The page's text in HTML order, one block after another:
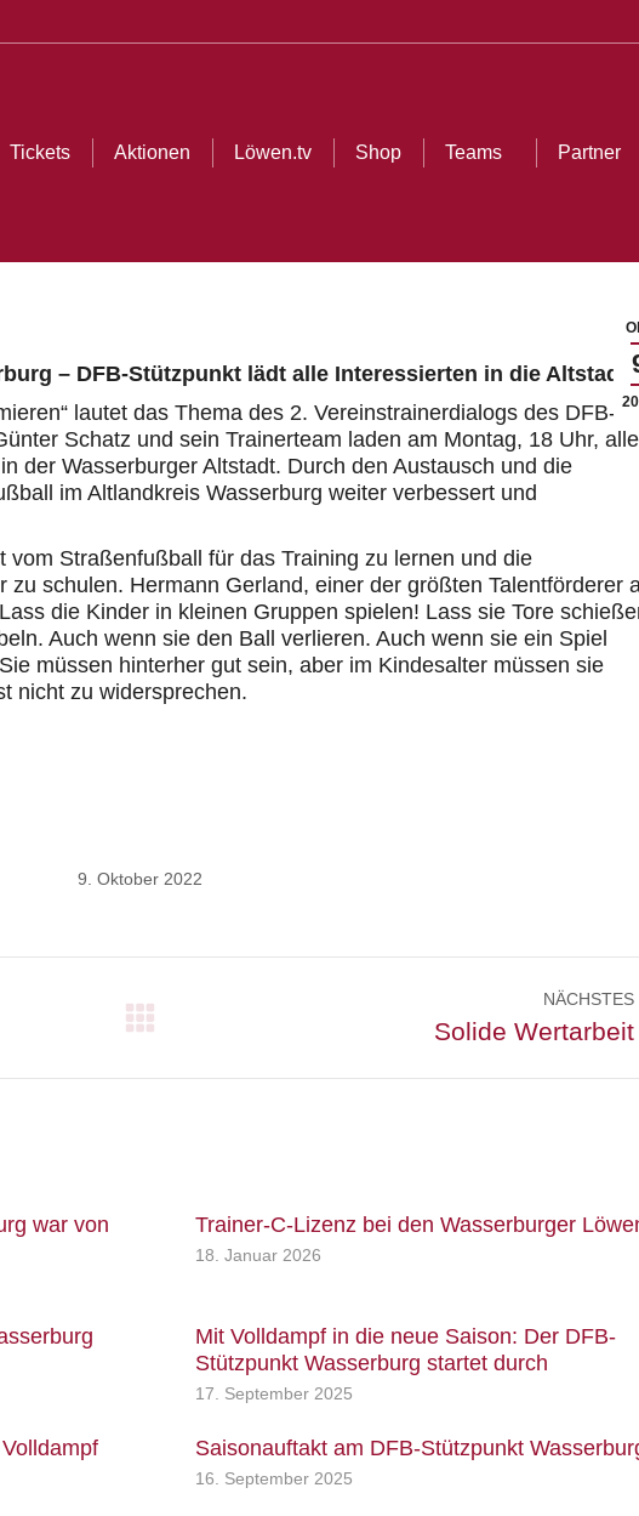
Tickets Aktionen Löwen.tv Shop Teams Partner
– DFB-Stützpunkt lädt alle Interessierten in die Altstadt
lautet das Thema des 2. Vereinstrainerdialogs des DFB-
Schatz und sein Trainerteam laden am Montag, 18 Uhr, alle
der Wasserburger Altstadt. Durch den Austausch und die
im Altlandkreis Wasserburg weiter verbessert und
Straßenfußball für das Training zu lernen und die
schulen. Hermann Gerland, einer der größten Talentförderer
die Kinder in kleinen Gruppen spielen! Lass sie Tore
Auch wenn sie den Ball verlieren. Auch wenn sie ein Spiel
müssen hinterher gut sein, aber im Kindesalter müssen sie
nicht zu widersprechen.
9. Oktober 2022
NÄCHSTES
Solide Wertarbeit
war von
Trainer-C-Lizenz bei den Wasserburger
18. Januar 2026
Mit Volldampf in die neue Saison: Der DFB-
Stützpunkt Wasserburg startet durch
17. September 2025
Saisonauftakt am DFB-Stützpunkt
16. September 2025
Aktionen Löwen.tv Shop Teams Partner